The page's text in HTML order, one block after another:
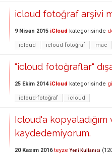
icloud fotoğraf arşivi
9 Nisan 2015 iCloud kategorisinde
icloud icloud-fotoğraf mac
"icloud fotoğraflar"
25 Ekim 2014 iCloud kategorisinde
icloud-fotoğraf icloud
Icloud'a
kaydedemiyorum.
20 Kasım 2016 teyze Yeni Kullanıcı (